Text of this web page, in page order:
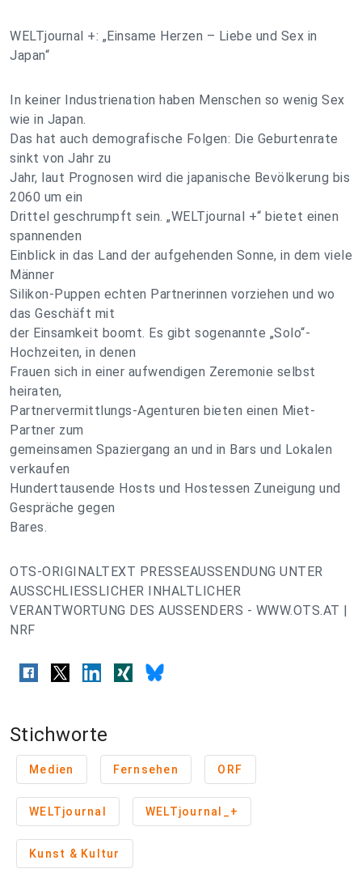
WELTjournal +: „Einsame Herzen – Liebe und Sex in
Japan“
In keiner Industrienation haben Menschen so wenig Sex
wie in Japan.
Das hat auch demografische Folgen: Die Geburtenrate
sinkt von Jahr zu
Jahr, laut Prognosen wird die japanische Bevölkerung bis
2060 um ein
Drittel geschrumpft sein. „WELTjournal +“ bietet einen
spannenden
Einblick in das Land der aufgehenden Sonne, in dem viele
Männer
Silikon-Puppen echten Partnerinnen vorziehen und wo
das Geschäft mit
der Einsamkeit boomt. Es gibt sogenannte „Solo“-
Hochzeiten, in denen
Frauen sich in einer aufwendigen Zeremonie selbst
heiraten,
Partnervermittlungs-Agenturen bieten einen Miet-
Partner zum
gemeinsamen Spaziergang an und in Bars und Lokalen
verkaufen
Hunderttausende Hosts und Hostessen Zuneigung und
Gespräche gegen
Bares.
OTS-ORIGINALTEXT PRESSEAUSSENDUNG UNTER
AUSSCHLIESSLICHER INHALTLICHER
VERANTWORTUNG DES AUSSENDERS - WWW.OTS.AT |
NRF
Stichworte
Medien Fernsehen ORF
WELTjournal WELTjournal_+
Kunst & Kultur